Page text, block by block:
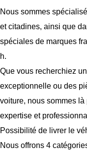
Nous sommes
et citadines, ainsi que
spéciales de marques
h.
Que vous recherchiez
exceptionnelle ou des
voiture, nous sommes
expertise et
Possibilité de livrer le
Nous offrons 4